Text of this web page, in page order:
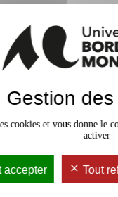
Gestion
cookies et vous donne le
activer
accepter Tout